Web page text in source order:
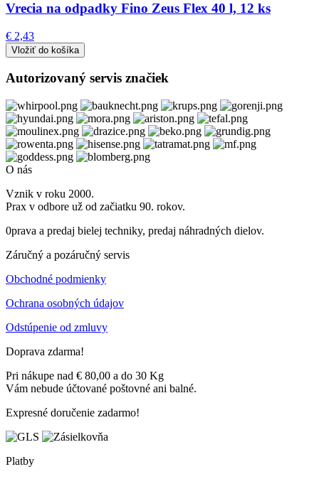
Vrecia na odpadky Fino Zeus Flex 40 l, 12 ks
€ 2,43
Autorizovaný servis značiek
O nás
Vznik v roku 2000.
Prax v odbore už od začiatku 90. rokov.
0prava a predaj bielej techniky, predaj náhradných dielov.
Záručný a pozáručný servis
Obchodné podmienky
Ochrana osobných údajov
Odstúpenie od zmluvy
Doprava zdarma!
Pri nákupe nad € 80,00 a do 30 Kg
Vám nebude účtované poštovné ani balné.
Expresné doručenie zadarmo!
Platby